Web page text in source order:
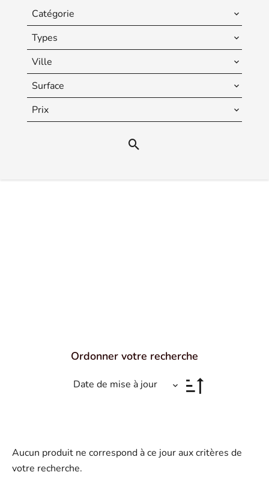
Catégorie
Types
Ville
Surface
Prix
Ordonner votre recherche
Date de mise à jour
Aucun produit ne correspond à ce jour aux critères de
votre recherche.